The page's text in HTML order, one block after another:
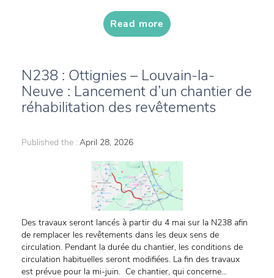
Read more
N238 : Ottignies – Louvain-la-
Neuve : Lancement d’un chantier de
réhabilitation des revêtements
Published the : April 28, 2026
Des travaux seront lancés à partir du 4 mai sur la N238 afin
de remplacer les revêtements dans les deux sens de
circulation. Pendant la durée du chantier, les conditions de
circulation habituelles seront modifiées. La fin des travaux
est prévue pour la mi-juin. Ce chantier, qui concerne...